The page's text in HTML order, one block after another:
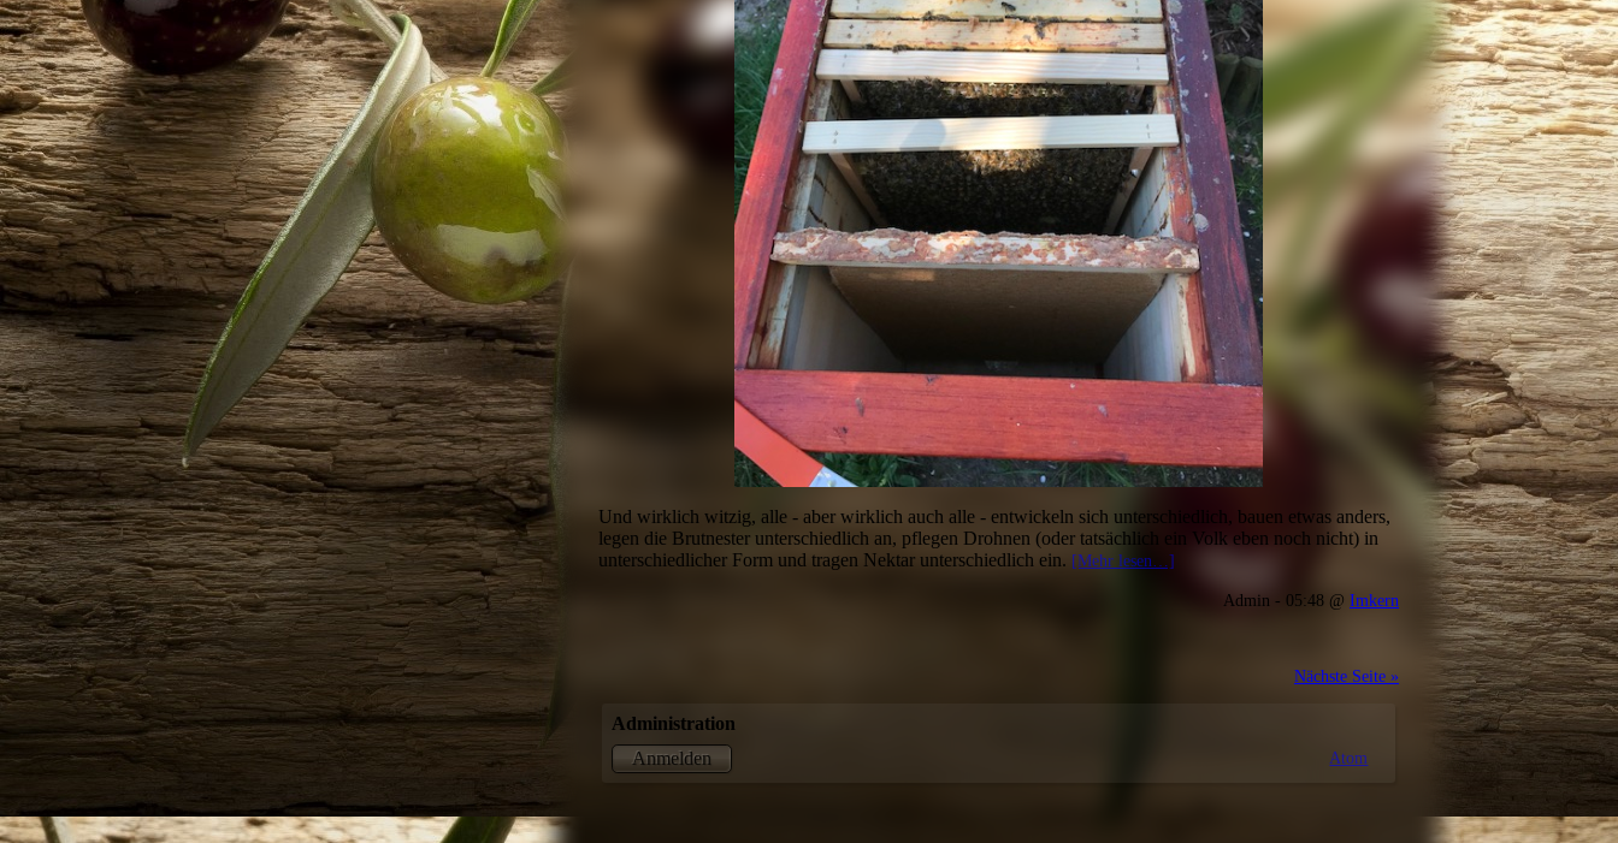
Und wirklich witzig, alle - aber wirklich auch alle - entwickeln sich unterschiedlich, bauen etwas anders,
legen die Brutnester unterschiedlich an, pflegen Drohnen (oder tatsächlich ein Volk eben noch nicht) in
unterschiedlicher Form und tragen Nektar unterschiedlich ein. [Mehr lesen…]
Admin - 05:48 @ Imkern
Nächste Seite »
Administration
Anmelden
Atom